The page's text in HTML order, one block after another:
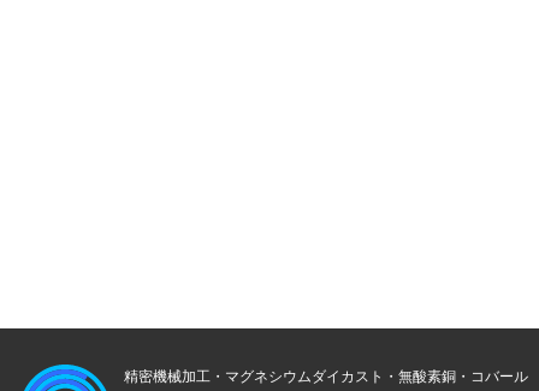
精密機械加工・マグネシウムダイカスト・無酸素銅・コバール